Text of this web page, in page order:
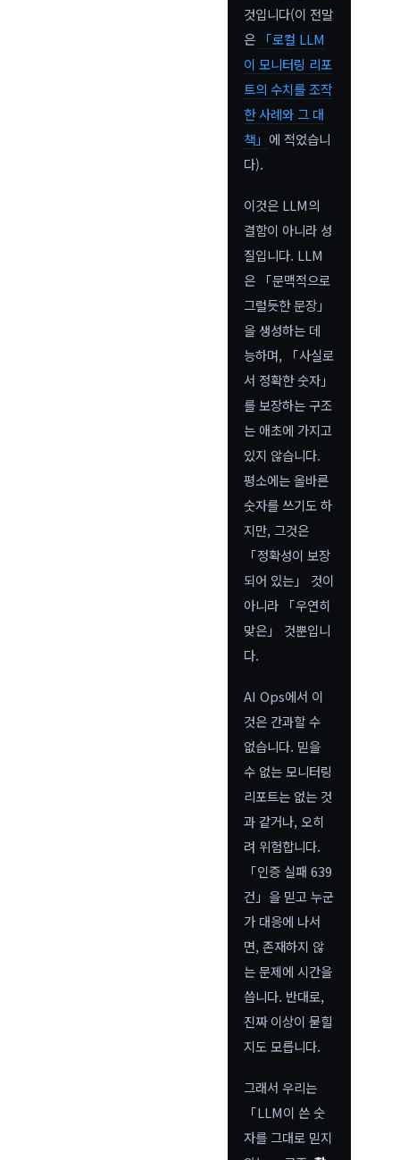
것입니다(이 전말
은
「로컬 LLM
이 모니터링 리포
트의 수치를 조작
한 사례와 그 대
책」 에 적었습니
다).
이것은 LLM의
결함이 아니라 성
질입니다. LLM
은 「문맥적으로
그럴듯한 문장」
을 생성하는 데
능하며, 「사실로
서 정확한 숫자」
를 보장하는 구조
는 애초에 가지고
있지 않습니다.
평소에는 올바른
숫자를 쓰기도 하
지만, 그것은
「정확성이 보장
되어 있는」 것이
아니라 「우연히
맞은」 것뿐입니
다.
AI Ops에서 이
것은 간과할 수
없습니다. 믿을
수 없는 모니터링
리포트는 없는 것
과 같거나, 오히
려 위험합니다.
「인증 실패 639
건」을 믿고 누군
가 대응에 나서
면, 존재하지 않
는 문제에 시간을
씁니다. 반대로,
진짜 이상이 묻힐
지도 모릅니다.
그래서 우리는
「LLM이 쓴 숫
자를 그대로 믿지